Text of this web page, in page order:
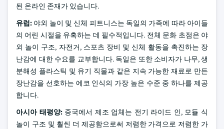
된 온라인 존재가 있습니다.
유럽: 야외 놀이 및 신체 피트니스는 독일의 가족에 따라 아이들
의 어린 시절을 유혹하는 데 필수적입니다. 전체 문화 초점은 야
외 놀이 구조, 자전거, 스포츠 장비 및 신체 활동을 촉진하는 장
난감에 대한 수요를 교부합니다. 독일은 또한 소비자가 나무, 생
분해성 플라스틱 및 유기 직물과 같은 지속 가능한 재료로 만든
장난감을 선호하는 에코 인식의 가장 높은 수준 중 하나를 제공
합니다.
아시아 태평양:중국에서 제조 업체는 전기 라이드 인, 모듈 식
놀이 구조 및 훨씬 더 제공함으로써 저렴한 가격으로 저렴한 가